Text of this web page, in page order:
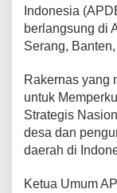
Indonesia
berlangsung di
Serang,
Rakernas yang
untuk
Strategis
desa dan
daerah di
Ketua Umum